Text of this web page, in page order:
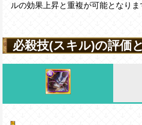
ルの効果上昇と重複が可能となりま
必殺技(スキル)の評価